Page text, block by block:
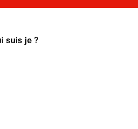
suis je ?